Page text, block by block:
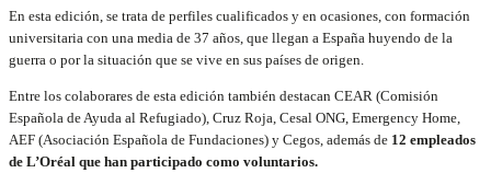
En esta edición, se trata de perfiles cualificados y en ocasiones, con formación
universitaria con una media de 37 años, que llegan a España huyendo de la
guerra o por la situación que se vive en sus países de origen.
Entre los colaborares de esta edición también destacan CEAR (Comisión
Española de Ayuda al Refugiado), Cruz Roja, Cesal ONG, Emergency Home,
AEF (Asociación Española de Fundaciones) y Cegos, además de 12 empleados
de L’Oréal que han participado como voluntarios.